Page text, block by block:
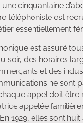
cinquantaine
téléphoniste est
essentiellement
est assuré
soir, des horaires
et des
ne sont
appel doit être
appelée
1929, elles sont huit